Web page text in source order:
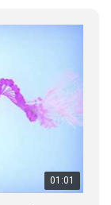
01:01